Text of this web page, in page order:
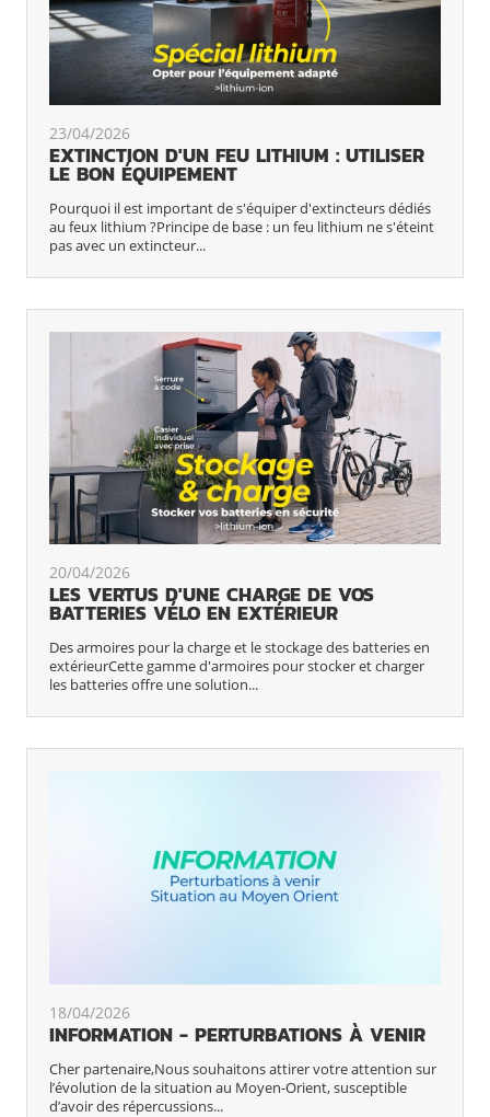
23/04/2026
EXTINCTION D'UN FEU LITHIUM : UTILISER
LE BON ÉQUIPEMENT
Pourquoi il est important de s'équiper d'extincteurs dédiés
au feux lithium ?Principe de base : un feu lithium ne s'éteint
pas avec un extincteur...
20/04/2026
LES VERTUS D'UNE CHARGE DE VOS
BATTERIES VÉLO EN EXTÉRIEUR
Des armoires pour la charge et le stockage des batteries en
extérieurCette gamme d'armoires pour stocker et charger
les batteries offre une solution...
18/04/2026
INFORMATION - PERTURBATIONS À VENIR
Cher partenaire,Nous souhaitons attirer votre attention sur
l’évolution de la situation au Moyen-Orient, susceptible
d’avoir des répercussions...